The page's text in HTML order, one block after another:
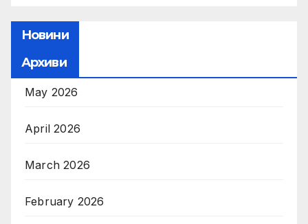
Новини
Архиви
May 2026
April 2026
March 2026
February 2026